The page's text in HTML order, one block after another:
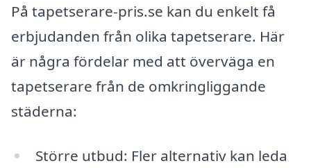
På tapetserare-pris.se kan du enkelt få
erbjudanden från olika tapetserare. Här
är några fördelar med att överväga en
tapetserare från de omkringliggande
städerna:
Större utbud: Fler alternativ kan leda